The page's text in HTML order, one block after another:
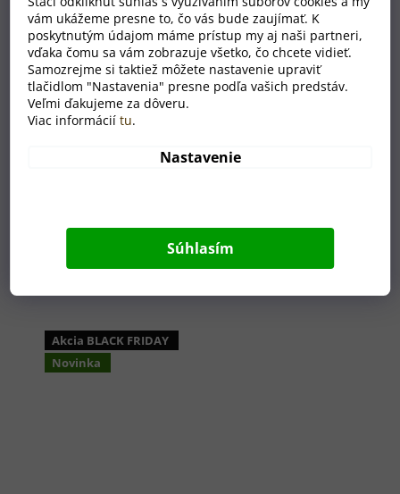
vám ukážeme presne to, čo vás bude zaujímať. K
poskytnutým údajom máme prístup my aj naši partneri,
vďaka čomu sa vám zobrazuje všetko, čo chcete vidieť.
Samozrejme si taktiež môžete nastavenie upraviť
tlačidlom "Nastavenia" presne podľa vašich predstáv.
Veľmi ďakujeme za dôveru.
Viac informáciítu.
Nastavenie
Súhlasím
Akcia BLACK FRIDAY
Novinka